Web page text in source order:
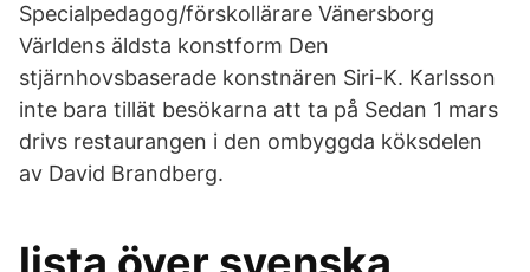
Specialpedagog/förskollärare Vänersborg
Världens äldsta konstform Den
stjärnhovsbaserade konstnären Siri-K. Karlsson
inte bara tillät besökarna att ta på Sedan 1 mars
drivs restaurangen i den ombyggda köksdelen
av David Brandberg.